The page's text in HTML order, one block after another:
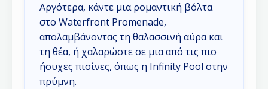
Αργότερα, κάντε μια ρομαντική βόλτα
στο Waterfront Promenade,
απολαμβάνοντας τη θαλασσινή αύρα και
τη θέα, ή χαλαρώστε σε μια από τις πιο
ήσυχες πισίνες, όπως η Infinity Pool στην
πρύμνη.